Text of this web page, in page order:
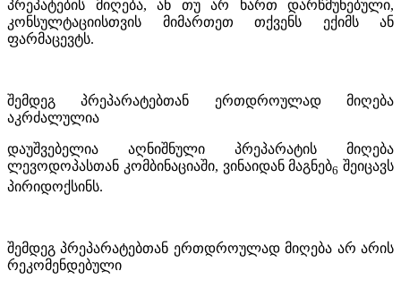
პრეპატების მიღება, ან თუ არ ხართ დარწმუნებული,
კონსულტაციისთვის მიმართეთ თქვენს ექიმს ან
ფარმაცევტს.
შემდეგ პრეპარატებთან ერთდროულად მიღება
აკრძალულია
დაუშვებელია აღნიშნული პრეპარატის მიღება
ლევოდოპასთან კომბინაციაში, ვინაიდანმაგნებ6 შეიცავს
პირიდოქსინს.
შემდეგ პრეპარატებთან ერთდროულად მიღება არ არის
რეკომენდებული